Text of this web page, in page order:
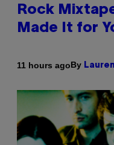
Rock
Made It for
11 hours agoBy